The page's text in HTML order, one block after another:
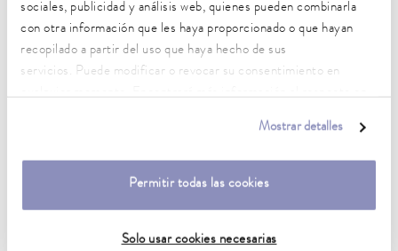
sociales, publicidad y análisis web, quienes pueden combinarla
con otra información que les haya proporcionado o que hayan
recopilado a partir del uso que haya hecho de sus
servicios. Puede modificar o revocar su consentimiento en
Mostrar detalles
Permitir todas las cookies
Solo usar cookies necesarias
Rango de temperatura de funcionamiento
-30 ... 200 °C
Temperatura ambiente
5 ... 40 °C
2.3 ... 2.8 kW